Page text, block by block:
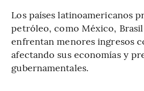
Los países latinoamericanos
petróleo, como México,
enfrentan menores ingresos
afectando sus economías y
gubernamentales.